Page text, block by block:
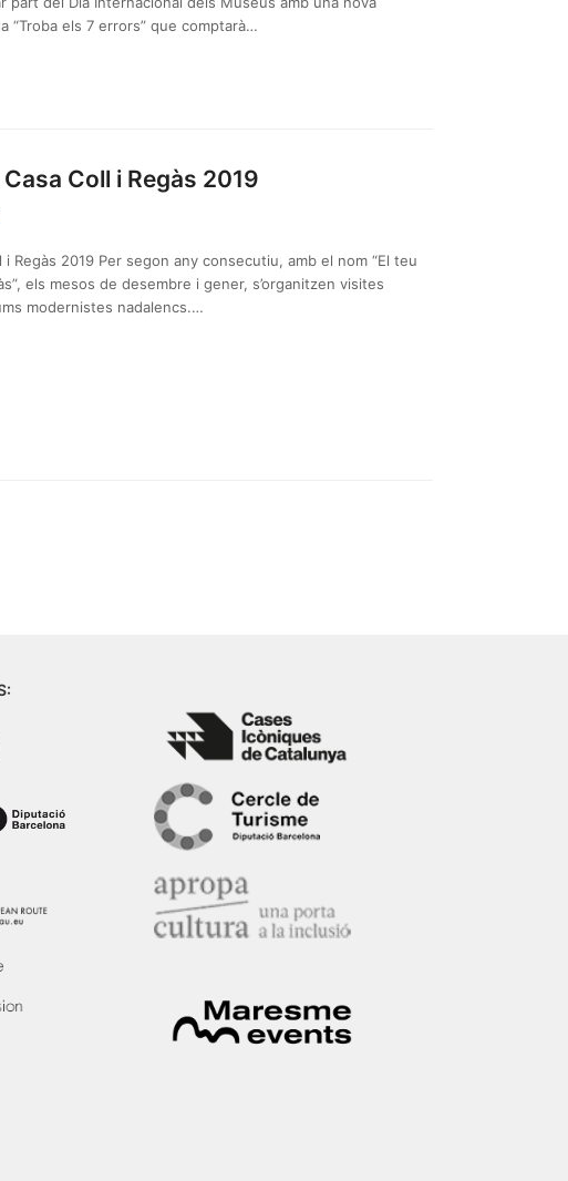
“Troba els 7 errors” que comptarà…
Coll i Regàs 2019
i Regàs 2019 Per segon any consecutiu, amb el nom “El teu
els mesos de desembre i gener, s’organitzen visites
modernistes nadalencs.…